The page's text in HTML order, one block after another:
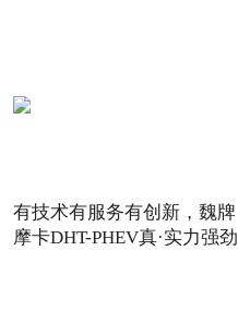
有技术有服务有创新，魏牌
摩卡DHT-PHEV真·实力强劲